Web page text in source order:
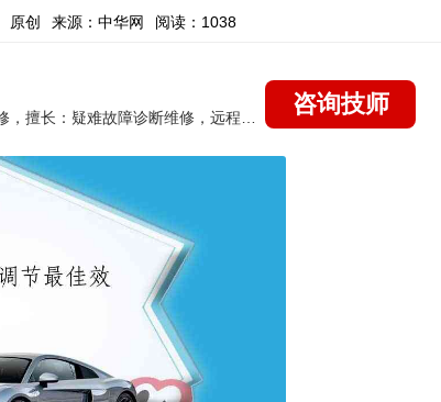
原创 来源：中华网 阅读：1038
咨询技师